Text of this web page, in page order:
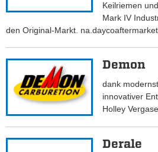
Keilriemen
Mark IV
den Original-Markt.
Demon
dank
innovativer
Holley
Derale